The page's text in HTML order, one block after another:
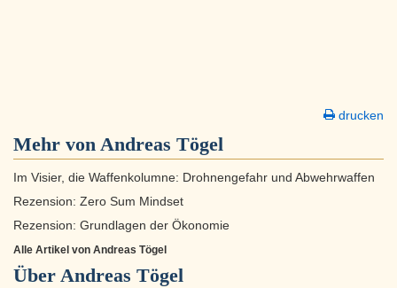
drucken
Mehr von Andreas Tögel
Im Visier, die Waffenkolumne: Drohnengefahr und Abwehrwaffen
Rezension: Zero Sum Mindset
Rezension: Grundlagen der Ökonomie
Alle Artikel von Andreas Tögel
Über Andreas Tögel